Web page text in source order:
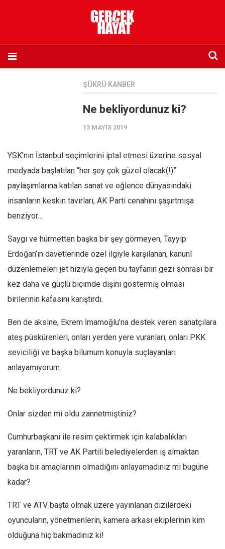
Eksik sayıların temini
Sosyal Medya
Editörden
Yazarlar
Kemal Özer
Mahmut Toptaş
Yvonne Ridley
Barış Tarımcıoğlu
Hasanali Yıldırım
Leyla Şerif Emin
Selçuk Türkyılmaz
Mehmet Ali Tekin
Abir E. Nahas
Bağdagül Öz
Esra Elönü
ŞÜKRÜ KANBER
Ne bekliyordunuz ki?
13 MAYIS 2019
YSK’nın İstanbul seçimlerini iptal etmesi üzerine sosyal
medyada başlatılan “her şey çok güzel olacak(!)”
paylaşımlarına katılan sanat ve eğlence dünyasındaki
insanların keskin tavırları, AK Parti cenahını şaşırtmışa
benziyor…
Saygı ve hürmetten başka bir şey görmeyen, Tayyip
Erdoğan’ın davetlerinde özel ilgiyle karşılanan, kanunî
düzenlemeleri jet hızıyla geçen bu tayfanın gezi sonrası bir
kez daha ve güçlü biçimde dişini göstermiş olması
birilerinin kafasını karıştırdı.
Ben de aksine, Ekrem İmamoğlu’na destek veren sanatçılara
ateş püskürenleri, onları yerden yere vuranları, onları PKK
seviciliği ve başka bilumum konuyla suçlayanları
anlayamıyorum.
Ne bekliyordunuz ki?
Onlar sizden mi oldu zannetmiştiniz?
Cumhurbaşkanı ile resim çektirmek için kalabalıkları
yaranların, TRT ve AK Partili belediyelerden iş almaktan
başka bir amaçlarının olmadığını anlayamadınız mı bugüne
kadar?
TRT ve ATV başta olmak üzere yayınlanan dizilerdeki
oyuncuların, yönetmenlerin, kamera arkası ekiplerinin kim
olduğuna hiç bakmadınız ki!